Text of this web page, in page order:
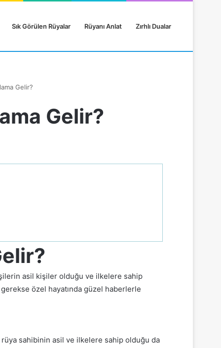
Sık Görülen Rüyalar Rüyanı Anlat Zırhlı Dualar
Gelir?
Gelir?
asil kişiler olduğu ve ilkelere sahip
özel hayatında güzel haberlerle
sahibinin asil ve ilkelere sahip olduğu da